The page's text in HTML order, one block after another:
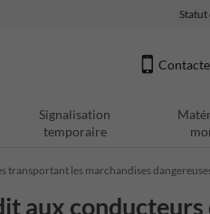
Statut
Signalisation
temporaire
les marchandises
aux conducteurs